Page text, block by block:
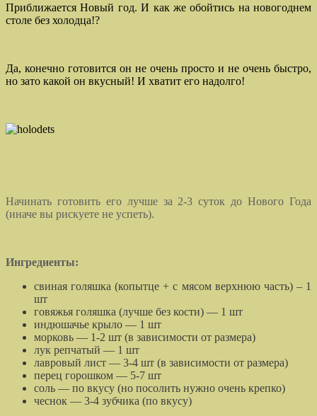
Приближается Новый год. И как же обойтись на новогоднем
столе без холодца!?
Да, конечно готовится он не очень просто и не очень быстро,
но зато какой он вкусный! И хватит его надолго!
Начинать готовить его лучше за 2-3 суток до Нового Года
(иначе вы рискуете не успеть).
Ингредиенты:
свиная голяшка (копытце + с мясом верхнюю часть) – 1
шт
говяжья голяшка (лучше без кости) — 1 шт
индюшачье крыло — 1 шт
морковь — 1-2 шт (в зависимости от размера)
лук репчатый — 1 шт
лавровый лист — 3-4 шт (в зависимости от размера)
перец горошком — 5-7 шт
соль — по вкусу (но посолить нужно очень крепко)
чеснок — 3-4 зубчика (по вкусу)